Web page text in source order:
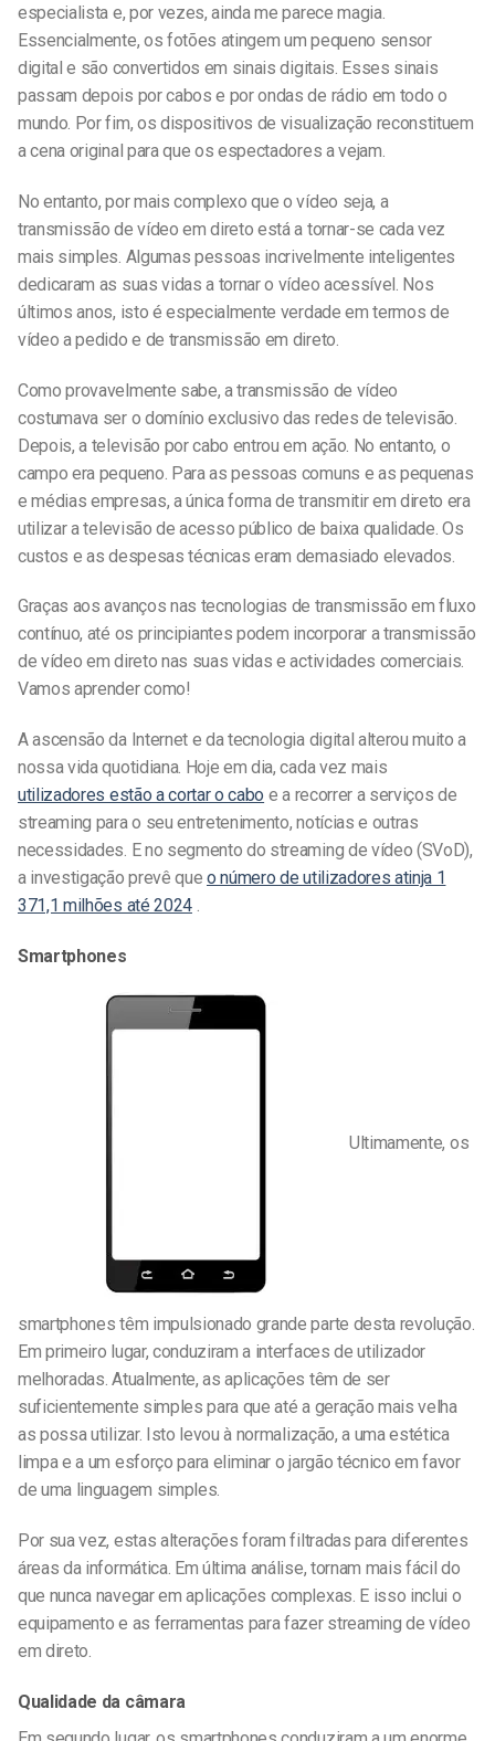
especialista e, por vezes, ainda me parece magia.
Essencialmente, os fotões atingem um pequeno sensor
digital e são convertidos em sinais digitais. Esses sinais
passam depois por cabos e por ondas de rádio em todo o
mundo. Por fim, os dispositivos de visualização reconstituem
a cena original para que os espectadores a vejam.
No entanto, por mais complexo que o vídeo seja, a
transmissão de vídeo em direto está a tornar-se cada vez
mais simples. Algumas pessoas incrivelmente inteligentes
dedicaram as suas vidas a tornar o vídeo acessível. Nos
últimos anos, isto é especialmente verdade em termos de
vídeo a pedido e de transmissão em direto.
Como provavelmente sabe, a transmissão de vídeo
costumava ser o domínio exclusivo das redes de televisão.
Depois, a televisão por cabo entrou em ação. No entanto, o
campo era pequeno. Para as pessoas comuns e as pequenas
e médias empresas, a única forma de transmitir em direto era
utilizar a televisão de acesso público de baixa qualidade. Os
custos e as despesas técnicas eram demasiado elevados.
Graças aos avanços nas tecnologias de transmissão em fluxo
contínuo, até os principiantes podem incorporar a transmissão
de vídeo em direto nas suas vidas e actividades comerciais.
Vamos aprender como!
A ascensão da Internet e da tecnologia digital alterou muito a
nossa vida quotidiana. Hoje em dia, cada vez mais
utilizadores estão a cortar o cabo e a recorrer a serviços de
streaming para o seu entretenimento, notícias e outras
necessidades. E no segmento do streaming de vídeo (SVoD),
a investigação prevê que o número de utilizadores atinja 1
371,1 milhões até 2024 .
Smartphones
Ultimamente, os
smartphones têm impulsionado grande parte desta revolução.
Em primeiro lugar, conduziram a interfaces de utilizador
melhoradas. Atualmente, as aplicações têm de ser
suficientemente simples para que até a geração mais velha
as possa utilizar. Isto levou à normalização, a uma estética
limpa e a um esforço para eliminar o jargão técnico em favor
de uma linguagem simples.
Por sua vez, estas alterações foram filtradas para diferentes
áreas da informática. Em última análise, tornam mais fácil do
que nunca navegar em aplicações complexas. E isso inclui o
equipamento e as ferramentas para fazer streaming de vídeo
em direto.
Qualidade da câmara